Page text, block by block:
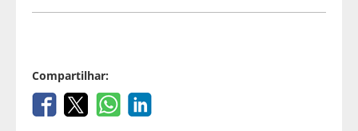
Compartilhar: